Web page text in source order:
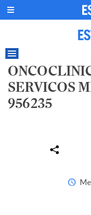
SERVICOS
956235